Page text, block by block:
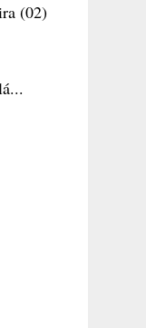
(02)